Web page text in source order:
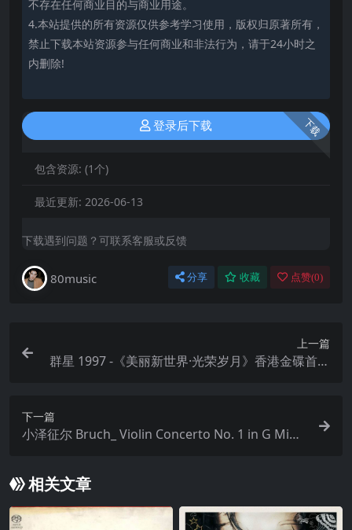
不存在任何商业目的与商业用途。
4.本站提供的所有资源仅供参考学习使用，版权归原著所有，
禁止下载本站资源参与任何商业和非法行为，请于24小时之
内删除!
下载
登录后下载
包含资源: (1个)
最近更新: 2026-06-13
下载遇到问题？可联系客服或反馈
80music 分享 收藏 点赞(0)
上一篇
群星 1997 -《美丽新世界·光荣岁月》香港金碟首版
下一篇
小泽征尔 Bruch_ Violin Concerto No. 1 in G Mino
相关文章